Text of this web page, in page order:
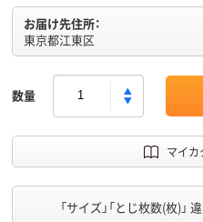
お届け先住所：
東京都江東区
数量
マイカ
「サイズ」「とじ枚数(枚)」